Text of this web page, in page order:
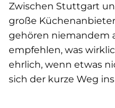
Zwischen Stuttgart
große
gehören niemandem
empfehlen, was
ehrlich, wenn etwas
sich der kurze Weg